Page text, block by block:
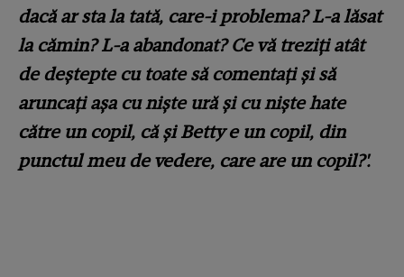
dacă ar sta la tată, care-i problema? L-a lăsat
la cămin? L-a abandonat? Ce vă treziți atât
de deștepte cu toate să comentați și să
aruncați așa cu niște ură și cu niște hate
către un copil, că și Betty e un copil, din
punctul meu de vedere, care are un copil?'.